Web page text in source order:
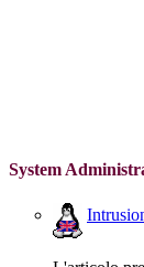
System